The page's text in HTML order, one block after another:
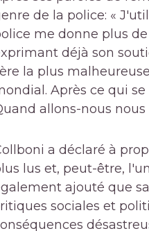
de la police: «
me donne plus
déjà son
la plus
Après ce qui
allons-nous
a déclaré à
lus et, peut-être,
ajouté que
sociales et